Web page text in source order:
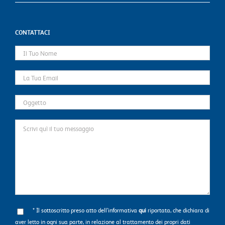
CONTATTACI
* Il sottoscritto preso atto dell’informativa quiriportata, che dichiara di
aver letto in ogni sua parte, in relazione al trattamento dei propri dati